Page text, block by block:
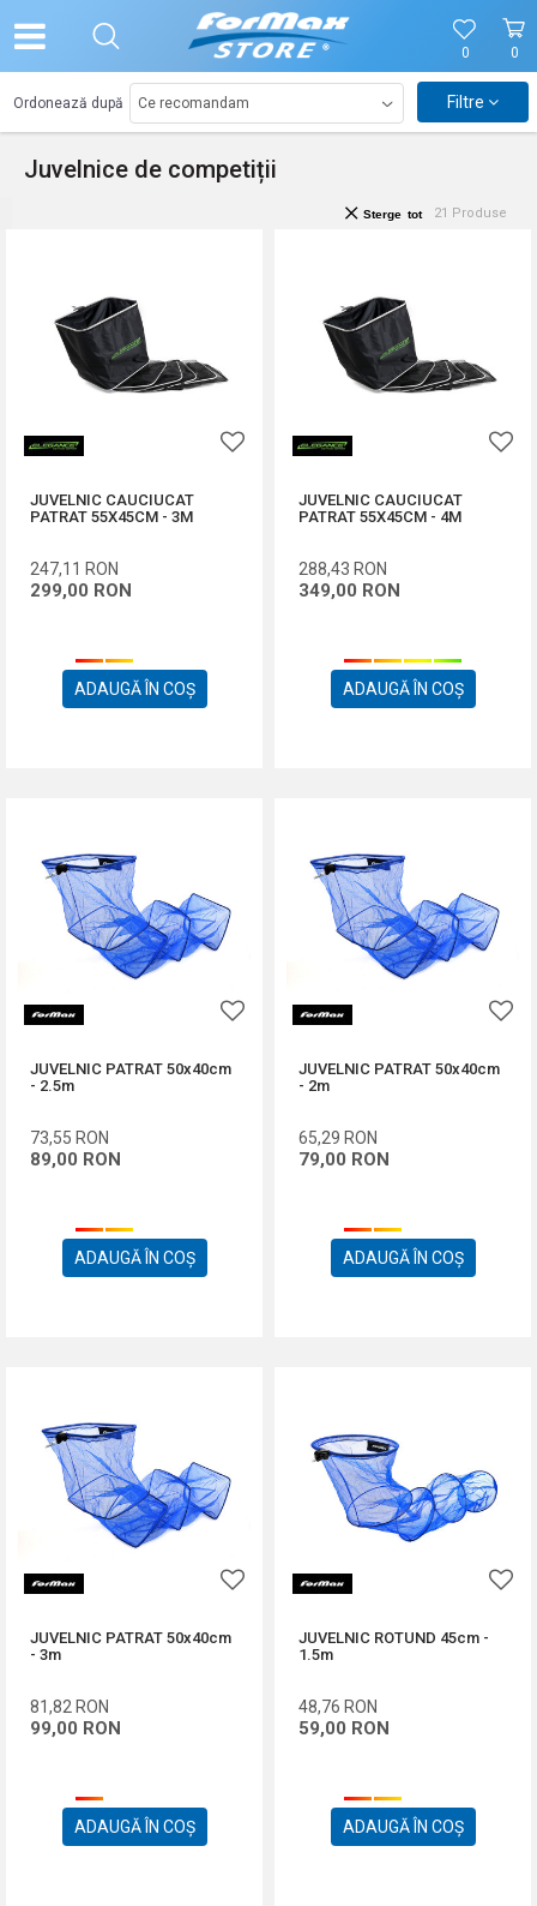
0
0
Juvelnice de competiții
Ordonează după Filtre
21 Produse
Sterge tot
JUVELNIC CAUCIUCAT
PATRAT 55X45CM - 3M
247,11 RON
299,00 RON
ADAUGĂ ÎN COȘ
JUVELNIC CAUCIUCAT
PATRAT 55X45CM - 4M
288,43 RON
349,00 RON
ADAUGĂ ÎN COȘ
JUVELNIC PATRAT 50x40cm
- 2.5m
73,55 RON
89,00 RON
ADAUGĂ ÎN COȘ
JUVELNIC PATRAT 50x40cm
- 2m
65,29 RON
79,00 RON
ADAUGĂ ÎN COȘ
JUVELNIC PATRAT 50x40cm
- 3m
81,82 RON
99,00 RON
ADAUGĂ ÎN COȘ
JUVELNIC ROTUND 45cm -
1.5m
48,76 RON
59,00 RON
ADAUGĂ ÎN COȘ